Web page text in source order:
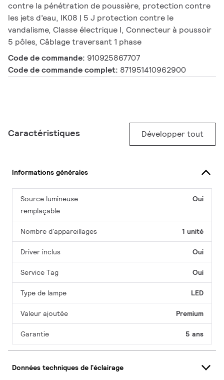
contre la pénétration de poussière, protection contre
les jets d’eau, IK08 | 5 J protection contre le
vandalisme, Classe électrique I, Connecteur à poussoir
5 pôles, Câblage traversant 1 phase
Code de commande: 910925867707
Code de commande complet: 871951410962900
Caractéristiques Développer tout
Informations générales
Source lumineuse
remplaçable
Oui
Nombre d'appareillages 1 unité
Driver inclus Oui
Service Tag Oui
Type de lampe LED
Valeur ajoutée Premium
Garantie 5 ans
Données techniques de l'éclairage